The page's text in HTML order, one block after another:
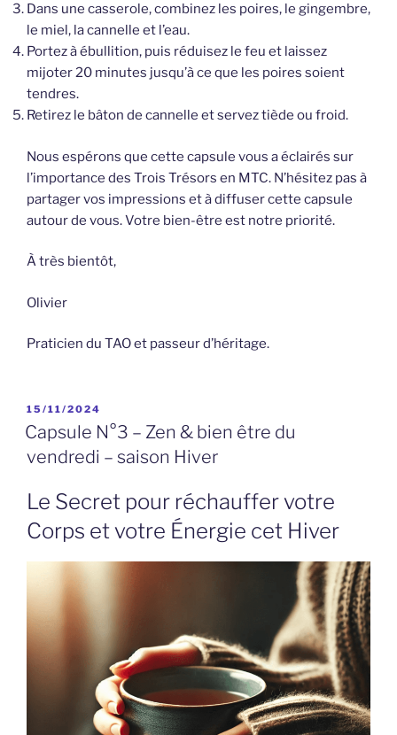
Dans une casserole, combinez les poires, le gingembre,
le miel, la cannelle et l’eau.
Portez à ébullition, puis réduisez le feu et laissez
mijoter 20 minutes jusqu’à ce que les poires soient
tendres.
Retirez le bâton de cannelle et servez tiède ou froid.
Nous espérons que cette capsule vous a éclairés sur
l’importance des Trois Trésors en MTC. N’hésitez pas à
partager vos impressions et à diffuser cette capsule
autour de vous. Votre bien-être est notre priorité.
À très bientôt,
Olivier
Praticien du TAO et passeur d’héritage.
PUBLIÉ
LE
15/11/2024
Capsule N°3 – Zen & bien être du
vendredi – saison Hiver
Le Secret pour réchauffer votre
Corps et votre Énergie cet Hiver